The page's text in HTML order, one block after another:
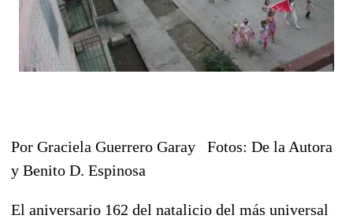
Por Graciela Guerrero Garay Fotos: De la Autora
y Benito D. Espinosa
El aniversario 162 del natalicio del más universal